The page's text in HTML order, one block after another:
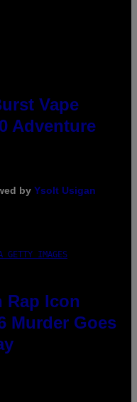
Vape
Adventure
by Ysolt Usigan
GETTY IMAGES
Rap Icon
Murder Goes